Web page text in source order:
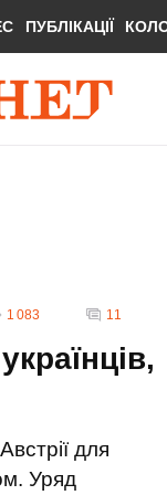
ПУБЛІКАЦІЇ
1 083 11
для
Уряд